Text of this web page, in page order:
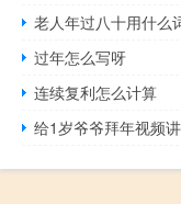
老人年过八十用什么
过年怎么写呀
连续复利怎么计算
给1岁爷爷拜年视频